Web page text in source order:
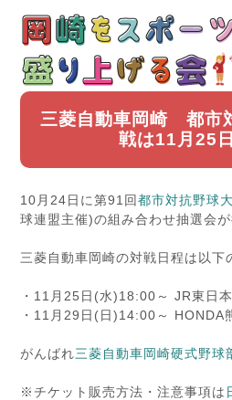
三菱自動車岡崎 都市
戦は11月25
10月24日に第91回都市対抗野球
球連盟主催)の組み合わせ抽選会が
三菱自動車岡崎の対戦日程は以下
・11月25日(水)18:00～ JR東日本
・11月29日(日)14:00～ HONDA
がんばれ三菱自動車岡崎硬式野球
※チケット販売方法・注意事項は